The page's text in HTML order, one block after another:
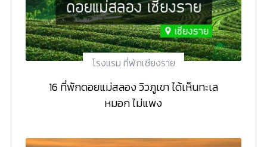
โรงแรม ที่พักเชียงราย
16 ที่พักดอยแม่สลอง วิวภูเขา ได้เห็นทะเล
หมอก ไม่แพง